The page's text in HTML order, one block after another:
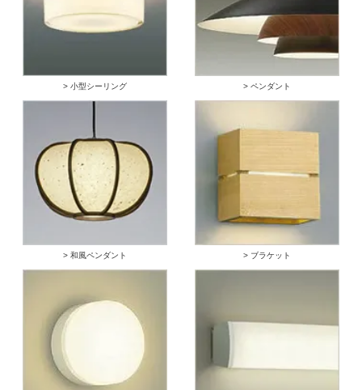
> 小型シーリング > ペンダント
> 和風ペンダント > ブラケット